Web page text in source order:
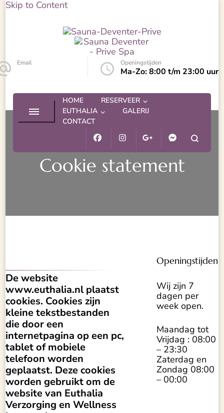
Skip to Content
Sauna Deventer – Prive Spa
Sauna Deventer
Email Openingstijden
Ma-Zo: 8:00 t/m 23:00 uur
HOME
RESERVEER
EUTHALIA
GALERIJ
CONTACT
Cookie statement
De website
www.euthalia.nl plaatst
cookies. Cookies zijn
kleine tekstbestanden
die door een
internetpagina op een pc,
tablet of mobiele
telefoon worden
geplaatst. Deze cookies
worden gebruikt om de
website van Euthalia
Verzorging en Wellness
Openingstijden
Wij zijn 7
dagen per
week open.
Maandag tot
Vrijdag : 08:00
– 23:30
Zaterdag en
Zondag 08:00
– 00:00